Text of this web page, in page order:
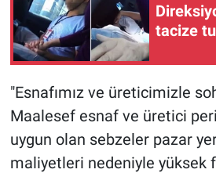
tacize
"Esnafımız ve üreticimizle
Maalesef esnaf ve üretici
uygun olan sebzeler pazar
maliyetleri nedeniyle yüksek